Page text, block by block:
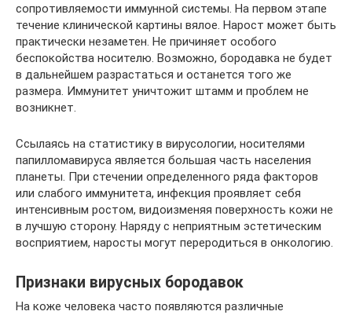
сопротивляемости иммунной системы. На первом этапе
течение клинической картины вялое. Нарост может быть
практически незаметен. Не причиняет особого
беспокойства носителю. Возможно, бородавка не будет
в дальнейшем разрастаться и останется того же
размера. Иммунитет уничтожит штамм и проблем не
возникнет.
Ссылаясь на статистику в вирусологии, носителями
папилломавируса является большая часть населения
планеты. При стечении определенного ряда факторов
или слабого иммунитета, инфекция проявляет себя
интенсивным ростом, видоизменяя поверхность кожи не
в лучшую сторону. Наряду с неприятным эстетическим
восприятием, наросты могут переродиться в онкологию.
Признаки вирусных бородавок
На коже человека часто появляются различные